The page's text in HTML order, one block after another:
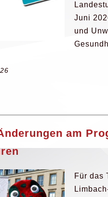
Juni
und
am
Für das